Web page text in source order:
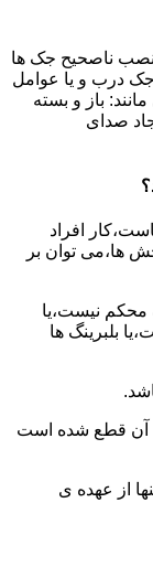
ناصحیح جک ها
جک درب و یا عوامل
باز و بسته
صدای
افراد
ها،می توان بر
محکم نیست،یا
بلبرینگ ها
آن قطع شده است
از عهده ی